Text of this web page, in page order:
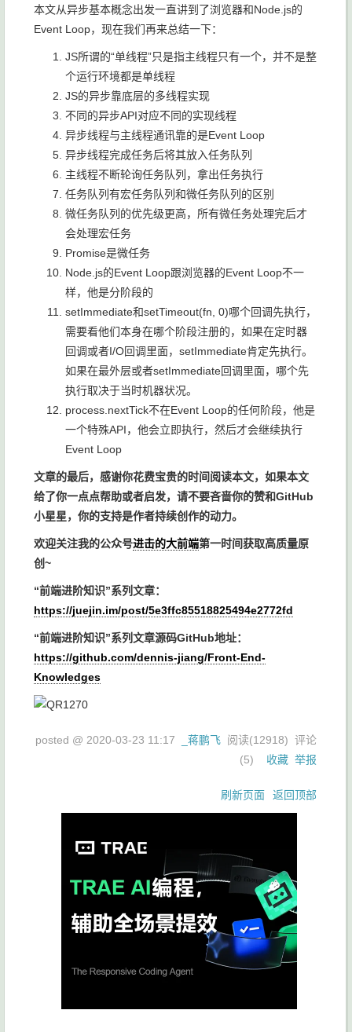
本文从异步基本概念出发一直讲到了浏览器和Node.js的
Event Loop，现在我们再来总结一下：
JS所谓的“单线程”只是指主线程只有一个，并不是整
个运行环境都是单线程
JS的异步靠底层的多线程实现
不同的异步API对应不同的实现线程
异步线程与主线程通讯靠的是Event Loop
异步线程完成任务后将其放入任务队列
主线程不断轮询任务队列，拿出任务执行
任务队列有宏任务队列和微任务队列的区别
微任务队列的优先级更高，所有微任务处理完后才
会处理宏任务
Promise是微任务
Node.js的Event Loop跟浏览器的Event Loop不一
样，他是分阶段的
setImmediate和setTimeout(fn, 0)哪个回调先执行，
需要看他们本身在哪个阶段注册的，如果在定时器
回调或者I/O回调里面， setImmediate肯定先执行。
如果在最外层或者setImmediate回调里面，哪个先
执行取决于当时机器状况。
process.nextTick不在Event Loop的任何阶段，他是
一个特殊API，他会立即执行，然后才会继续执行
Event Loop
文章的最后，感谢你花费宝贵的时间阅读本文，如果本文
给了你一点点帮助或者启发，请不要吝啬你的赞和GitHub
小星星，你的支持是作者持续创作的动力。
欢迎关注我的公众号进击的大前端第一时间获取高质量原
创~
“前端进阶知识”系列文章：
https://juejin.im/post/5e3ffc85518825494e2772fd
“前端进阶知识”系列文章源码GitHub地址：
https://github.com/dennis-jiang/Front-End-
Knowledges
posted @ 2020-03-23 11:17 _蒋鹏飞 阅读(12918) 评论
(5) 收藏 举报
刷新页面 返回顶部